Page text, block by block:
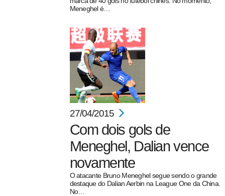
Meneghel é…
27/04/2015
Com dois gols de
Meneghel, Dalian vence
novamente
O atacante Bruno Meneghel segue sendo o grande
destaque do Dalian Aerbin na League One da China.
No…